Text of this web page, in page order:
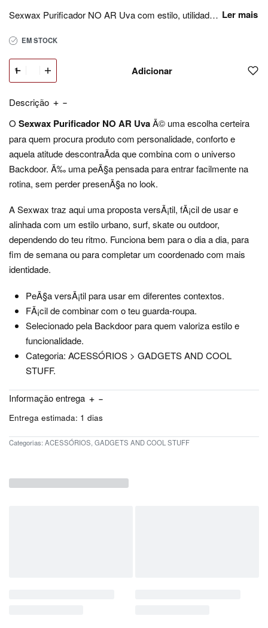
Sexwax Purificador NO AR Uva com estilo, utilidade e atitude descontraÃ­da para o dia a dia, com seleÃ§Ã£o Backdoor e envio rÃ¡pido em Portugal.
EM STOCK
Adicionar
Descrição
O Sexwax Purificador NO AR UvaÃ© uma escolha certeira
para quem procura produto com personalidade, conforto e
aquela atitude descontraÃ­da que combina com o universo
Backdoor. Ã‰ uma peÃ§a pensada para entrar facilmente na
rotina, sem perder presenÃ§a no look.
A Sexwax traz aqui uma proposta versÃ¡til, fÃ¡cil de usar e
alinhada com um estilo urbano, surf, skate ou outdoor,
dependendo do teu ritmo. Funciona bem para o dia a dia, para
fim de semana ou para completar um coordenado com mais
identidade.
PeÃ§a versÃ¡til para usar em diferentes contextos.
FÃ¡cil de combinar com o teu guarda-roupa.
Selecionado pela Backdoor para quem valoriza estilo e
funcionalidade.
Categoria: ACESSÓRIOS > GADGETS AND COOL
STUFF.
Informação entrega
Entrega estimada: 1 dias
Categorias: ACESSÓRIOS GADGETS AND COOL STUFF